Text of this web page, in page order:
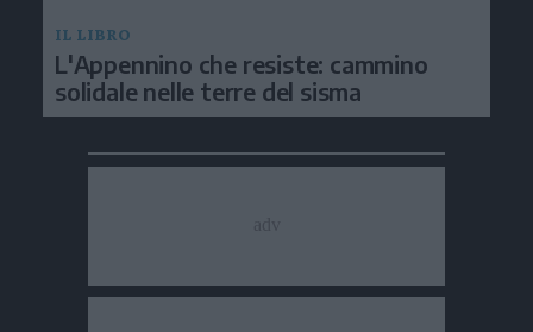
IL LIBRO
L'Appennino che resiste: cammino
solidale nelle terre del sisma